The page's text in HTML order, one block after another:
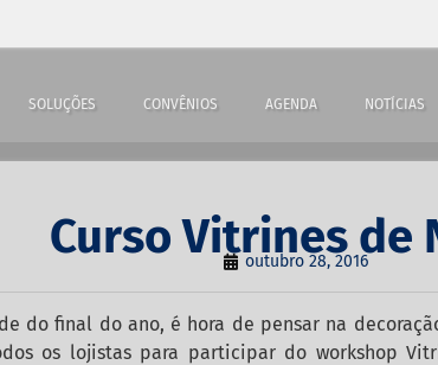
SOLUÇÕES CONVÊNIOS AGENDA NOTÍCIAS
Curso Vitrines de
outubro 28, 2016
do final do ano, é hora de pensar na
os lojistas para participar do workshop